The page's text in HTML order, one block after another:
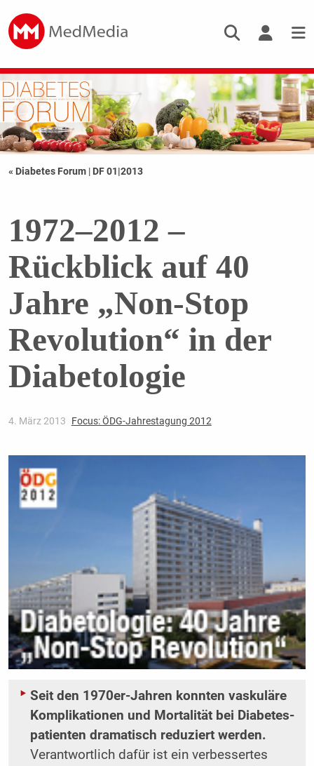
« Diabetes Forum | DF 01|2013
1972–2012 –
Rückblick auf 40
Jahre „Non-Stop
Revolution“ in der
Diabetologie
4. März 2013 Focus: ÖDG-Jahrestagung 2012
Seit den 1970er-Jahren konnten vaskuläre
Komplikationen und Mortalität bei Diabetes­
patienten dramatisch reduziert werden.
Verantwortlich dafür ist ein verbessertes